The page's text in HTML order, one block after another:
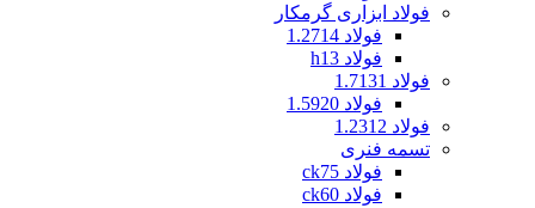
فولاد ابزاری گرمکار
فولاد 1.2714
فولاد h13
فولاد 1.7131
فولاد 1.5920
فولاد 1.2312
تسمه فنری
فولاد ck75
فولاد ck60